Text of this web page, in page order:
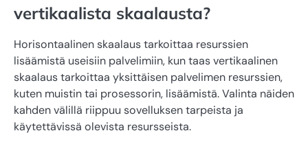
vertikaalista skaalausta?
Horisontaalinen skaalaus tarkoittaa resurssien
lisäämistä useisiin palvelimiin, kun taas vertikaalinen
skaalaus tarkoittaa yksittäisen palvelimen resurssien,
kuten muistin tai prosessorin, lisäämistä. Valinta näiden
kahden välillä riippuu sovelluksen tarpeista ja
käytettävissä olevista resursseista.